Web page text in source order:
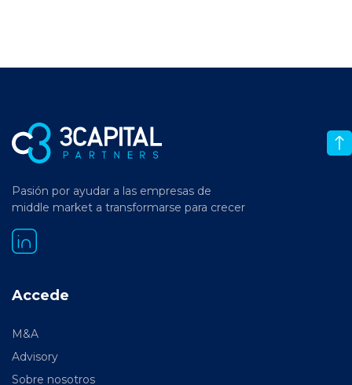
Pasión por ayudar a las empresas de
middle market a transformarse para crecer
Accede
M&A
Advisory
Sobre nosotros